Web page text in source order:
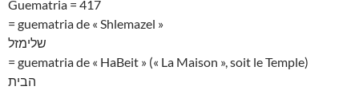
Guematria = 417
= guematria de « Shlemazel »
שלימזל
= guematria de « HaBeit » (« La Maison », soit le Temple)
הבית